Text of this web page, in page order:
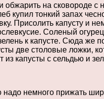
на сковороде
купил тонкий запах
Присолить капусту и
Соленый
к капусте. Сюда же
две столовые ложки,
капусты с сельдью и
немного прижать